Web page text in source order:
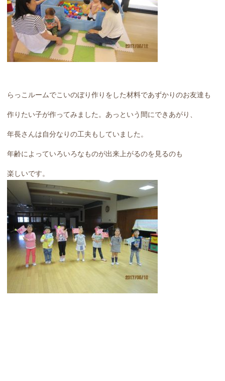
らっこルームでこいのぼり作りをした材料であずかりのお友達も
作りたい子が作ってみました。あっという間にできあがり、
年長さんは自分なりの工夫もしていました。
年齢によっていろいろなものが出来上がるのを見るのも
楽しいです。